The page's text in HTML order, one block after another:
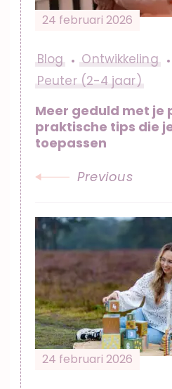
24 februari 2026
Blog
Ontwikkeling
Peuter (2-4 jaar)
Meer geduld met je
praktische tips die
toepassen
Previous
24 februari 2026